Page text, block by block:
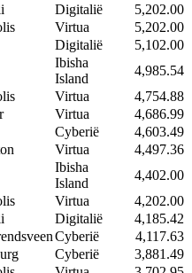
Digitalië
5,202.00
Virtua
5,202.00
Digitalië
5,102.00
Ibisha
Island
4,985.54
Virtua
4,754.88
Virtua
4,686.99
Cyberië
4,603.49
Virtua
4,497.36
Ibisha
Island
4,402.00
Virtua
4,202.00
Digitalië
4,185.42
Cyberië
4,117.63
Cyberië
3,881.49